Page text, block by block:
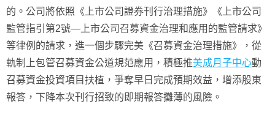
的。公司將依照《上市公司證券刊行治理措施》《上市公司
監管指引第2號—上市公司召募資金治理和應用的監管請求》
等律例的請求，進一個步驟完美《召募資金治理措施》，從
軌制上包管召募資金公道規范應用，積極推美成月子中心動
召募資金投資項目扶植，爭奪早日完成預期效益，增添股東
報答，下降本次刊行招致的即期報答攤薄的風險。